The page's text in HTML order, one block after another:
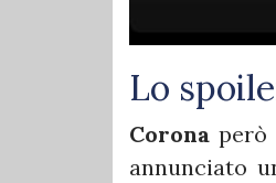
Lo
Corona però
annunciato